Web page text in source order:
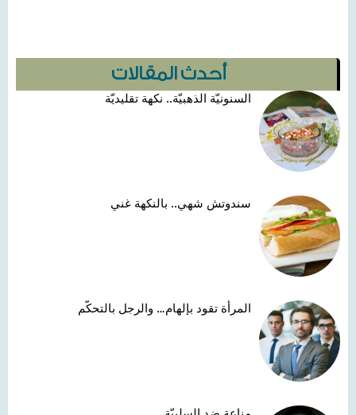
أحدث المقالات
السنونيّة الذهبيّة.. نكهة تقليديّة
سندوتش شهي.. بالنكهة غني
المرأة تقود بإلهام… والرجل بالتحكّم